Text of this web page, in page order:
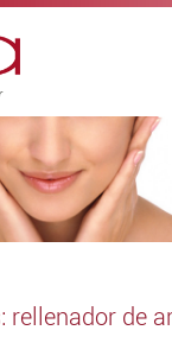
rellenador de